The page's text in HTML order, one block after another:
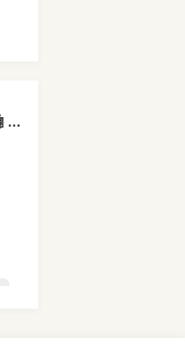
Pop Machine Mode 🤖 AI Music, Indie Pop & Dream Pop